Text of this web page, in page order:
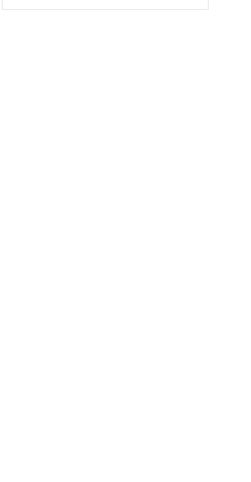
响；<&list>3.稳定器的转向胶套和球头